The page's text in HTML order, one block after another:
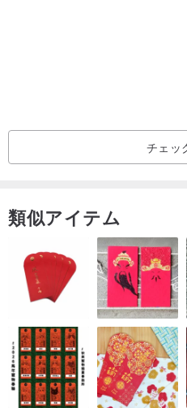
写真は自然光で撮影しております
また、お使いのブラウザ環境によ
作品にはボンドを使用しています
濡れると変形したり花びらや花芯
また、圧力がかかると潰れてしま
ケースに入れて保管をしてくださ
♪＝＝＝＝＝＝＝＝＝＝＝＝＝＝
チェッ
類似アイテム